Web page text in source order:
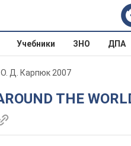
Учебники ЗНО ДПА
О. Д. Карпюк 2007
THE